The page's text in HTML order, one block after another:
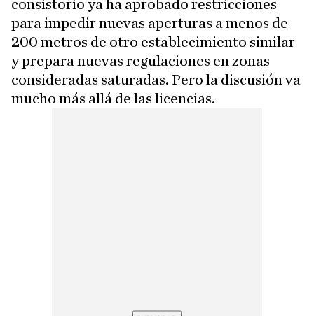
consistorio ya ha aprobado restricciones
para impedir nuevas aperturas a menos de
200 metros de otro establecimiento similar
y prepara nuevas regulaciones en zonas
consideradas saturadas. Pero la discusión va
mucho más allá de las licencias.